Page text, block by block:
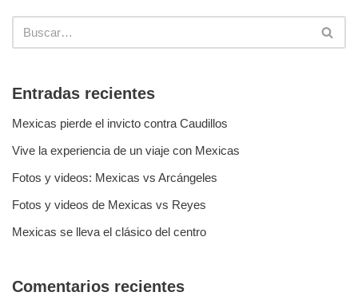
Entradas recientes
Mexicas pierde el invicto contra Caudillos
Vive la experiencia de un viaje con Mexicas
Fotos y videos: Mexicas vs Arcángeles
Fotos y videos de Mexicas vs Reyes
Mexicas se lleva el clásico del centro
Comentarios recientes